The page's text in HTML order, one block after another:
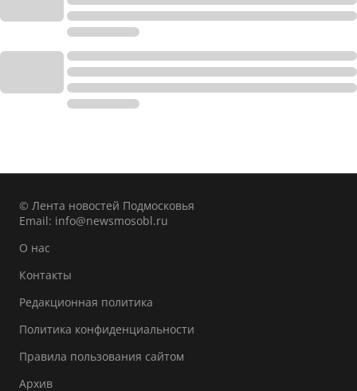
© Лента новостей Подмосковья
Email: info@newsmosobl.ru
О нас
Контакты
Редакционная политика
Политика конфиденциальности
Правила пользования сайтом
Архив